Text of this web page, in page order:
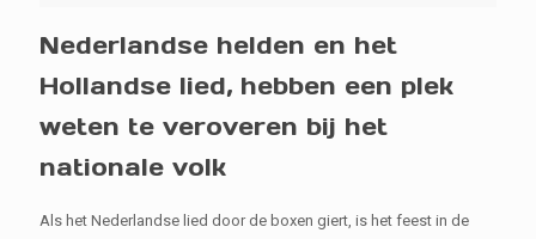
Nederlandse helden en het
Hollandse lied, hebben een plek
weten te veroveren bij het
nationale volk
Als het Nederlandse lied door de boxen giert, is het feest in de